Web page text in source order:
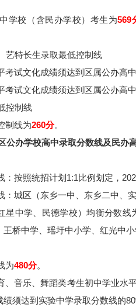
学校（含民办学校）考生为569
艺特长生录取最低控制线
考试文化成绩须达到区属公办高
考试文化成绩须达到区属公办高
控制线
制线为260分。
公办学校高中录取分数线及民办
：按照统招计划1:1比例划定，
：城区（东乡一中、东乡二中、
星中学、民德学校）均衡分数线
桥中学、瑶圩中小学、红光中
为480分。
、音乐、舞蹈类考生初中学业水
须达到实验中学录取分数线的